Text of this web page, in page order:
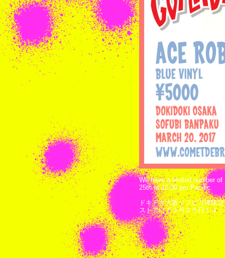
We have a limited number
25th at 10:00 pm Pacific.
ドキドキ大阪ソフビ万博限
ストアにて３月２６日１４